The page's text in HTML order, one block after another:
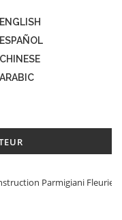
ENGLISH
ESPAÑOL
CHINESE
ARABIC
Fleurier